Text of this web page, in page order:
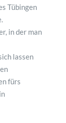
Tübingen
in der man
lassen
fürs